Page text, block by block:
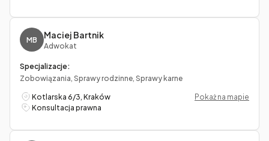
MB Maciej Bartnik
Adwokat
Specjalizacje:
Zobowiązania, Sprawy rodzinne, Sprawy karne
Kotlarska 6/3, Kraków
Pokaż na mapie
Konsultacja prawna